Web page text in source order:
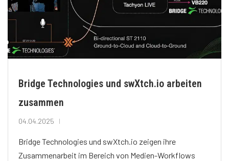
Bridge Technologies und swXtch.io arbeiten
zusammen
04.04.2025
Bridge Technologies und swXtch.io zeigen ihre
Zusammenarbeit im Bereich von Medien-Workflows